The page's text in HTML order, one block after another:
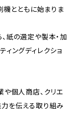
とともに始まりま
紙の選定や製本・加
ングディレクショ
や個人商店、クリエ
を伝える取り組み